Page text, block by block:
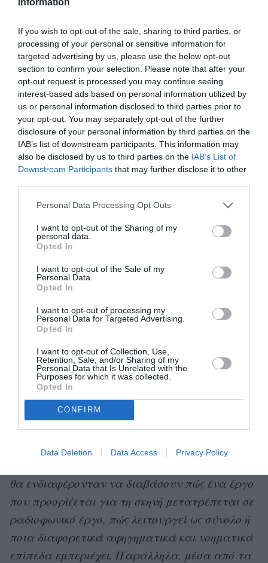
If you wish to opt-out of the sale, sharing to third parties, or
processing of your personal or sensitive information for
targeted advertising by us, please use the below opt-out
section to confirm your selection. Please note that after your
opt-out request is processed you may continue seeing
interest-based ads based on personal information utilized by
us or personal information disclosed to third parties prior to
your opt-out. You may separately opt-out of the further
disclosure of your personal information by third parties on the
IAB’s list of downstream participants. This information may
also be disclosed by us to third parties on the IAB’s List of
Downstream Participants that may further disclose it to other
Personal Data Processing Opt Outs
I want to opt-out of the Sharing of my
personal data.
Opted In
I want to opt-out of the Sale of my
Personal Data.
Opted In
I want to opt-out of processing my
Personal Data for Targeted Advertising.
Opted In
I want to opt-out of Collection, Use,
Retention, Sale, and/or Sharing of my
Personal Data that Is Unrelated with the
Purposes for which it was collected.
Opted In
CONFIRM
Data Deletion Data Access Privacy Policy
Ποιους αποδέκτες/αναγνώστες είχατε στο
μυαλό σας όταν γράφατε το βιβλίο σας;
Κάθε ερευνητής που προχωράει στην έκδοση
ενός βιβλίου προσεγγίζει το πεδίο του από μία
συγκεκριμένη οπτική γωνία. Για παράδειγμα,
εγώ είμαι θεατρολόγος και κατά συνέπεια η
προσέγγισή μου δεν είναι αυτή του ιστορικού.
Με ενδιαφέρουν οι μηχανισμοί αφήγησης, η
σχέση του ραδιοφωνικού μέσου με άλλα μέσα
και είδη.
»Φαντάζομαι, λοιπόν, ότι όσοι αγαπούν τη
θα ενδιαφέρονταν να διαβάσουν πώς ένα έργο
που προορίζεται για τη σκηνή μετατρέπεται σε
ραδιοφωνικό έργο, πώς λειτουργεί ως σύνολο ή
ποια διαφορετικά αφηγηματικά και νοηματικά
επίπεδα εμπεριέχει. Παράλληλα, μέσα από τα